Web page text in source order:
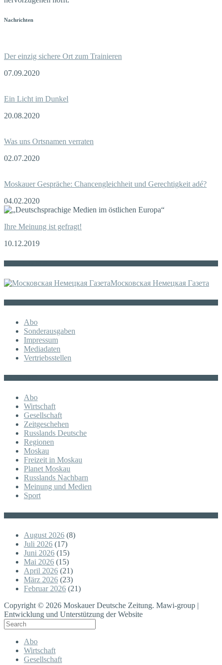
Nachrichten
Der einzig sichere Ort zum Trainieren
07.09.2020
Ein Licht im Dunkel
20.08.2020
Was uns Ortsnamen verraten
02.07.2020
Moskauer Gespräche: Chancengleichheit und Gerechtigkeit adé?
04.02.2020
Ihre Meinung ist gefragt!
10.12.2019
Московская Немецкая Газета
Abo
Sonderausgaben
Impressum
Mediadaten
Vertriebsstellen
Abo
Wirtschaft
Gesellschaft
Zeitgeschehen
Russlands Deutsche
Regionen
Moskau
Freizeit in Moskau
Planet Moskau
Russlands Nachbarn
Meinung und Medien
Sport
August 2026 (8)
Juli 2026 (17)
Juni 2026 (15)
Mai 2026 (15)
April 2026 (21)
März 2026 (23)
Februar 2026 (21)
Copyright © 2026 Moskauer Deutsche Zeitung. Mawi-group |
Entwicklung und Unterstützung der Website
Abo
Wirtschaft
Gesellschaft